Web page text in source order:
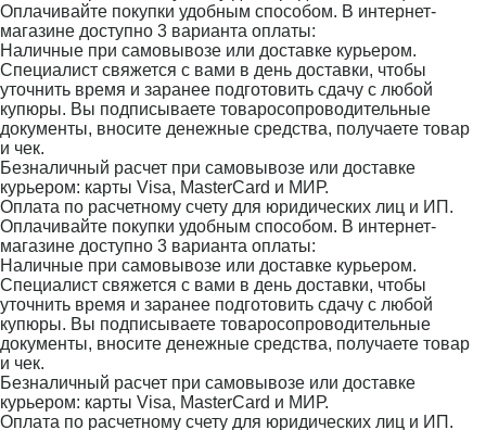
Оплачивайте покупки удобным способом. В интернет-
магазине доступно 3 варианта оплаты:
Наличные при самовывозе или доставке курьером.
Специалист свяжется с вами в день доставки, чтобы
уточнить время и заранее подготовить сдачу с любой
купюры. Вы подписываете товаросопроводительные
документы, вносите денежные средства, получаете товар
и чек.
Безналичный расчет при самовывозе или доставке
курьером: карты Visa, MasterCard и МИР.
Оплата по расчетному счету для юридических лиц и ИП.
Оплачивайте покупки удобным способом. В интернет-
магазине доступно 3 варианта оплаты:
Наличные при самовывозе или доставке курьером.
Специалист свяжется с вами в день доставки, чтобы
уточнить время и заранее подготовить сдачу с любой
купюры. Вы подписываете товаросопроводительные
документы, вносите денежные средства, получаете товар
и чек.
Безналичный расчет при самовывозе или доставке
курьером: карты Visa, MasterCard и МИР.
Оплата по расчетному счету для юридических лиц и ИП.